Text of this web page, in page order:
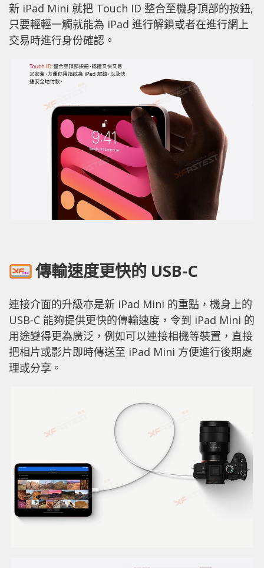
新 iPad Mini 就把 Touch ID 整合至機身頂部的按鈕,
只要輕輕一觸就能為 iPad 進行解鎖或者在進行網上
交易時進行身份確認。
傳輸速度更快的 USB-C
連接介面的升級亦是新 iPad Mini 的重點，機身上的
USB-C 能夠提供更快的傳輸速度，令到 iPad Mini 的
用途變得更為廣泛，例如可以連接相機等裝置，直接
把相片或影片即時傳送至 iPad Mini 方便進行後期處
理或分享。